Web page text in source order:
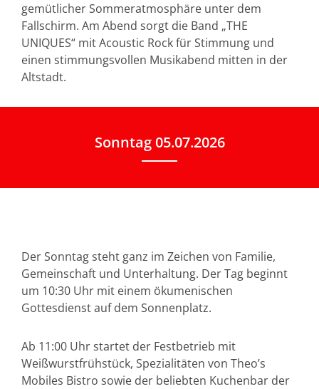
gemütlicher Sommeratmosphäre unter dem
Fallschirm. Am Abend sorgt die Band „THE
UNIQUES“ mit Acoustic Rock für Stimmung und
einen stimmungsvollen Musikabend mitten in der
Altstadt.
Sonntag 05.07.2026
Der Sonntag steht ganz im Zeichen von Familie,
Gemeinschaft und Unterhaltung. Der Tag beginnt
um 10:30 Uhr mit einem ökumenischen
Gottesdienst auf dem Sonnenplatz.
Ab 11:00 Uhr startet der Festbetrieb mit
Weißwurstfrühstück, Spezialitäten von Theo’s
Mobiles Bistro sowie der beliebten Kuchenbar der